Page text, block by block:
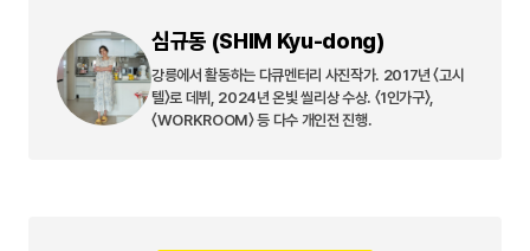
심규동 (SHIM Kyu-dong)
강릉에서 활동하는 다큐멘터리 사진작가. 2017년 〈고시
텔〉로 데뷔, 2024년 온빛 씰리상 수상. 〈1인가구〉,
〈WORKROOM〉 등 다수 개인전 진행.